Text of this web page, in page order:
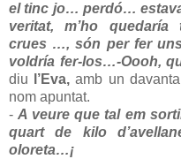
el tinc jo… perdó…
veritat, m’ho quedaría
crues …, són per fer
voldría fer-los…-Oooh,
diu
l’Eva, amb un
nom apuntat.
-A veure que tal em
quart de kilo
oloreta…¡